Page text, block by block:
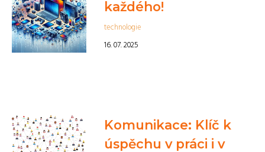
každého!
technologie
16. 07. 2025
Komunikace: Klíč k
úspěchu v práci i v